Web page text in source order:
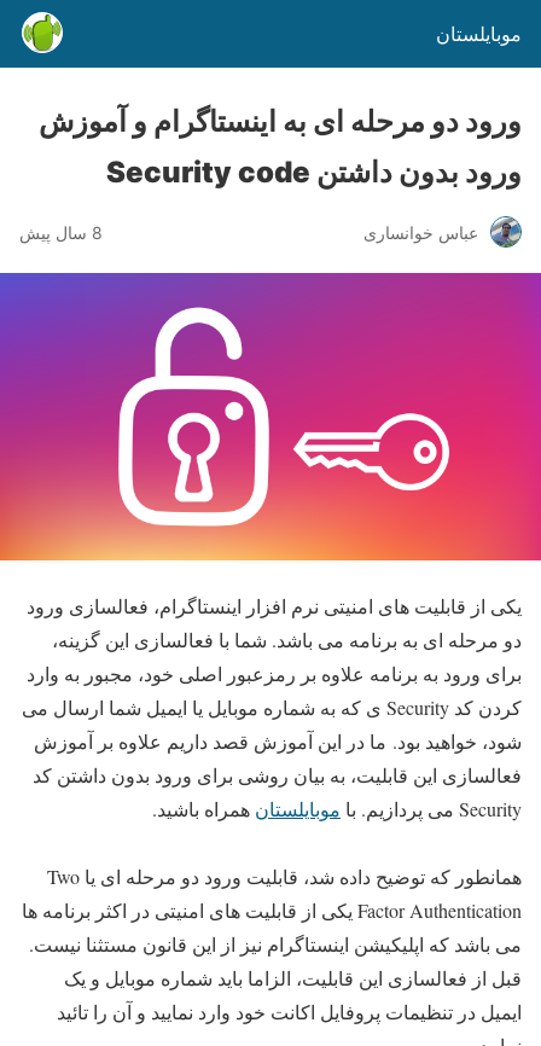
موبایلستان
ورود دو مرحله ای به اینستاگرام و آموزش
ورود بدون داشتن Security code
عباس خوانساری 8 سال پیش
یکی از قابلیت های امنیتی نرم افزار اینستاگرام، فعالسازی ورود
دو مرحله ای به برنامه می باشد. شما با فعالسازی این گزینه،
برای ورود به برنامه علاوه بر رمزعبور اصلی خود، مجبور به وارد
کردن کد Security ی که به شماره موبایل یا ایمیل شما ارسال می
شود، خواهید بود. ما در این آموزش قصد داریم علاوه بر آموزش
فعالسازی این قابلیت، به بیان روشی برای ورود بدون داشتن کد
Security می پردازیم. با
موبایلستان همراه باشید.
همانطور که توضیح داده شد، قابلیت ورود دو مرحله ای یا Two
Factor Authentication یکی از قابلیت های امنیتی در اکثر برنامه ها
می باشد که اپلیکیشن اینستاگرام نیز از این قانون مستثنا نیست.
قبل از فعالسازی این قابلیت، الزاما باید شماره موبایل و یک
ایمیل در تنظیمات پروفایل اکانت خود وارد نمایید و آن را تائید